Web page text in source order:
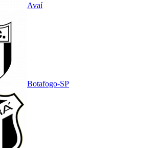
Avaí
Botafogo-SP